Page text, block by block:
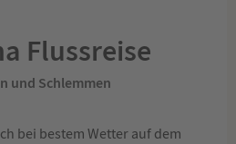
Flussreise
und Schlemmen
bei bestem Wetter auf dem